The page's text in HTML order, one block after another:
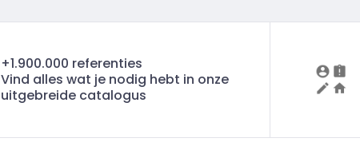
+1.900.000 referenties
Vind alles wat je nodig hebt in onze
uitgebreide catalogus